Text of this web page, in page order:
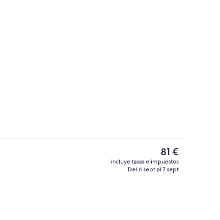
Detalle del exterior
El
precio
actual
81 €
incluye tasas e impuestos
Del 6 sept al 7 sept